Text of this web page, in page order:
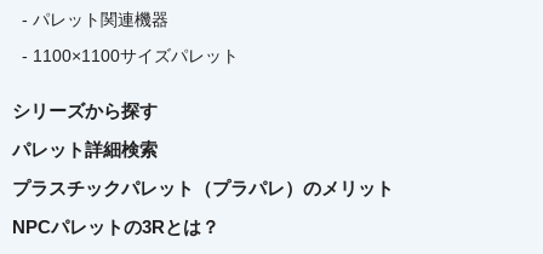
- パレット関連機器
- 1100×1100サイズパレット
シリーズから探す
パレット詳細検索
プラスチックパレット（プラパレ）のメリット
NPCパレットの3Rとは？